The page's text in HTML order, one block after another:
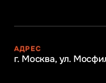
АДРЕС
г. Москва, ул.